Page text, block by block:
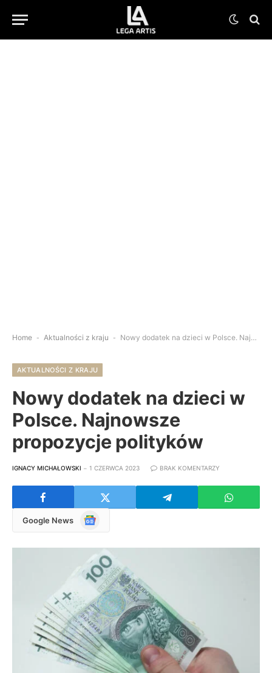
Home - Aktualności z kraju - Nowy dodatek na dzieci w Polsce. Najnowsze propozycje polityków
AKTUALNOŚCI Z KRAJU
Nowy dodatek na dzieci w
Polsce. Najnowsze
propozycje polityków
IGNACY MICHAŁOWSKI 1 CZERWCA 2023 BRAK KOMENTARZY
Google News
Google